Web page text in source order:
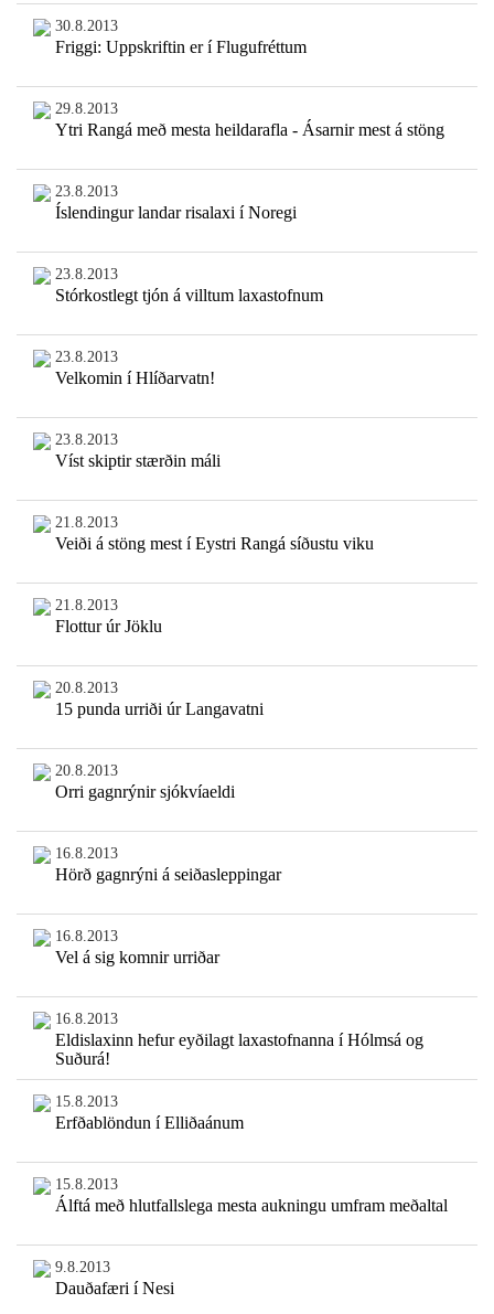
30.8.2013
Friggi: Uppskriftin er í Flugufréttum
29.8.2013
Ytri Rangá með mesta heildarafla - Ásarnir mest á stöng
23.8.2013
Íslendingur landar risalaxi í Noregi
23.8.2013
Stórkostlegt tjón á villtum laxastofnum
23.8.2013
Velkomin í Hlíðarvatn!
23.8.2013
Víst skiptir stærðin máli
21.8.2013
Veiði á stöng mest í Eystri Rangá síðustu viku
21.8.2013
Flottur úr Jöklu
20.8.2013
15 punda urriði úr Langavatni
20.8.2013
Orri gagnrýnir sjókvíaeldi
16.8.2013
Hörð gagnrýni á seiðasleppingar
16.8.2013
Vel á sig komnir urriðar
16.8.2013
Eldislaxinn hefur eyðilagt laxastofnanna í Hólmsá og
Suðurá!
15.8.2013
Erfðablöndun í Elliðaánum
15.8.2013
Álftá með hlutfallslega mesta aukningu umfram meðaltal
9.8.2013
Dauðafæri í Nesi